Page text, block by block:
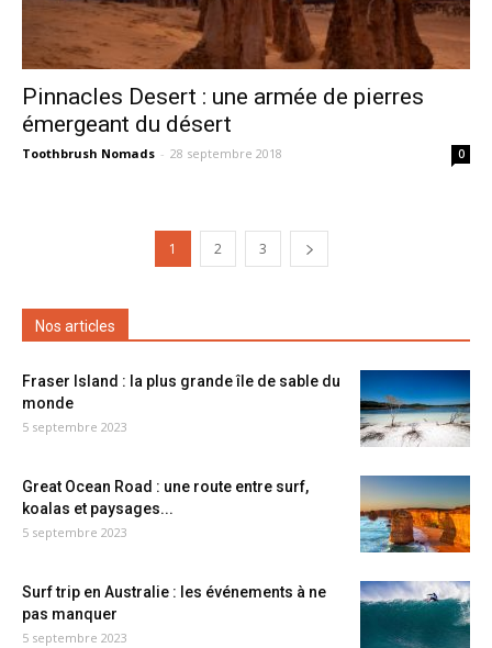
Pinnacles Desert : une armée de pierres
émergeant du désert
Toothbrush Nomads - 28 septembre 2018 0
1 2 3
Nos articles
Fraser Island : la plus grande île de sable du
monde
5 septembre 2023
Great Ocean Road : une route entre surf,
koalas et paysages...
5 septembre 2023
Surf trip en Australie : les événements à ne
pas manquer
5 septembre 2023